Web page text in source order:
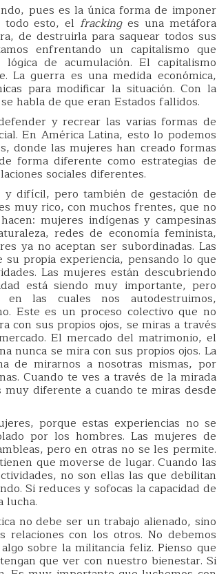
pues es la única forma de imponer
todo esto, el frackinges una metáfora
de destruirla para saquear todos sus
enfrentando un capitalismo que
de acumulación. El capitalismo
La guerra es una medida económica,
para modificar la situación. Con la
habla de que eran Estados fallidos.
y recrear las varias formas de
En América Latina, esto lo podemos
donde las mujeres han creado formas
forma diferente como estrategias de
sociales diferentes.
difícil, pero también de gestación de
muy rico, con muchos frentes, que no
mujeres indígenas y campesinas
redes de economía feminista,
ya no aceptan ser subordinadas. Las
propia experiencia, pensando lo que
Las mujeres están descubriendo
está siendo muy importante, pero
las cuales nos autodestruimos,
Este es un proceso colectivo que no
con sus propios ojos, se miras a través
El mercado del matrimonio, el
nunca se mira con sus propios ojos. La
de mirarnos a nosotras mismas, por
Cuando te ves a través de la mirada
diferente a cuando te miras desde
porque estas experiencias no se
por los hombres. Las mujeres de
pero en otras no se les permite.
que moverse de lugar. Cuando las
no son ellas las que debilitan
Si reduces y sofocas la capacidad de
lucha.
no debe ser un trabajo alienado, sino
con los otros. No debemos
sobre la militancia feliz. Pienso que
que ver con nuestro bienestar. Si